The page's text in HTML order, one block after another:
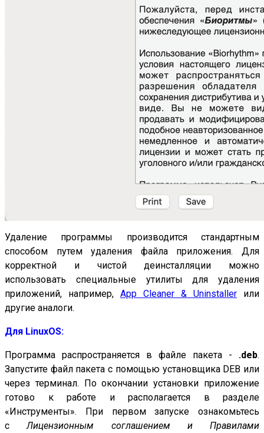
Удаление программы производится стандартным
способом путем удаления файла приложения. Для
корректной и чистой деинсталляции можно
использовать специальные утилиты для удаления
приложений, например, App Cleaner & Uninstaller или
другие аналоги.
Для LinuxOS:
Программа распространяется в файле пакета - .deb.
Запустите файл пакета с помощью установщика DEB или
через терминал. По окончании установки приложение
готово к работе и располагается в разделе
«Инструменты». При первом запуске ознакомьтесь
сЛицензионным соглашением и Правилами